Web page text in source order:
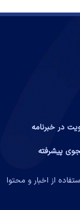
در خبرنامه
پیشرفته
از اخبار و محتوا